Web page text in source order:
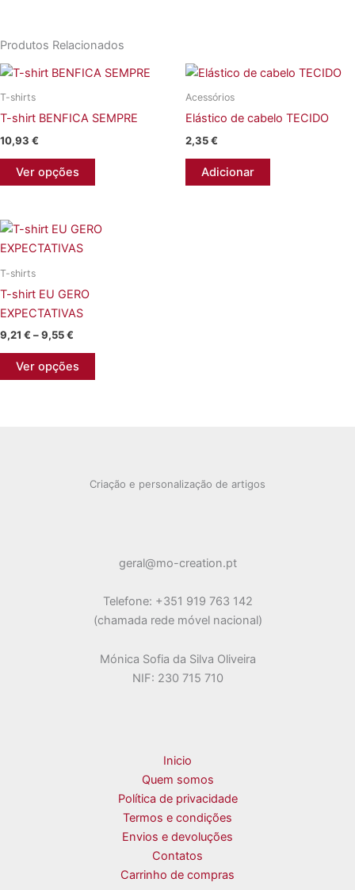
Produtos Relacionados
T-shirts
T-shirt BENFICA SEMPRE
10,93 €
Ver opções
This
variants.
on
Acessórios
Elástico de cabelo TECIDO
2,35€
Adicionar
T-shirts
T-shirt EU GERO
EXPECTATIVAS
9,21 € –9,55€
9,21 €
through
Ver opções
This
may
page
Criação e personalização de artigos
geral@mo-creation.pt
Telefone: +351 919 763 142
(chamada rede móvel nacional)
Mónica Sofia da Silva Oliveira
NIF: 230 715 710
Inicio
Quem somos
Política de privacidade
Termos e condições
Envios e devoluções
Contatos
Carrinho de compras